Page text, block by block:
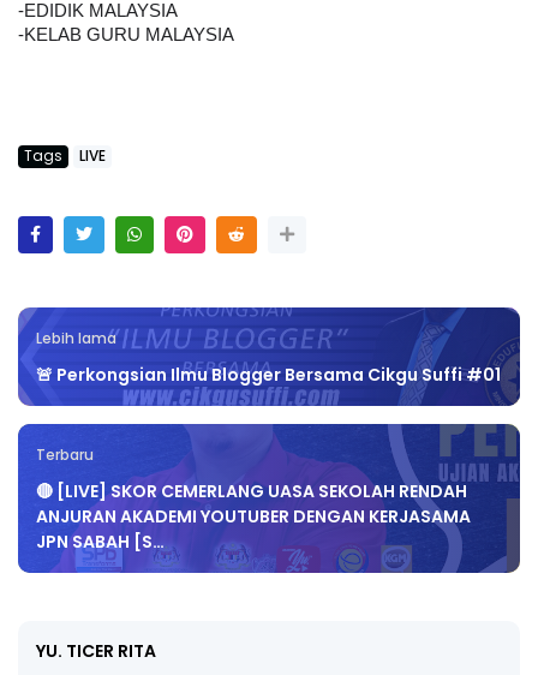
-EDIDIK MALAYSIA
-KELAB GURU MALAYSIA
Tags LIVE
Lebih lama
🚨 Perkongsian Ilmu Blogger Bersama Cikgu Suffi #01
Terbaru
🔴 [LIVE] SKOR CEMERLANG UASA SEKOLAH RENDAH
ANJURAN AKADEMI YOUTUBER DENGAN KERJASAMA
JPN SABAH [S…
YU. TICER RITA